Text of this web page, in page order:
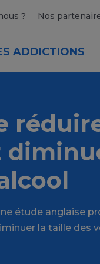
? Nos
ADDICTIONS
étude anglaise
la taille des